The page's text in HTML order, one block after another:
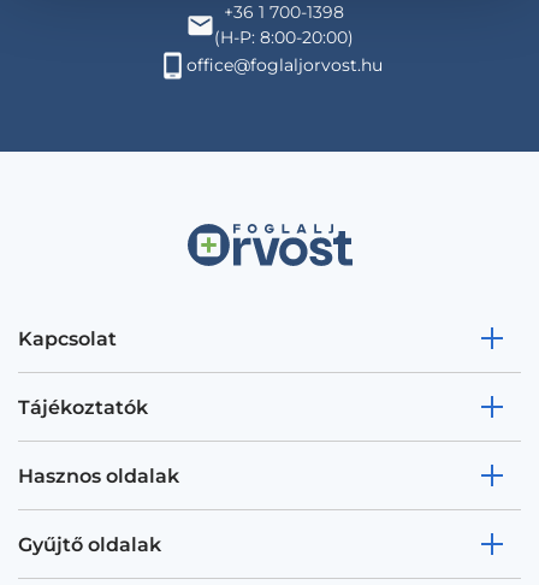
+36 1 700-1398
(H-P: 8:00-20:00)
office@foglaljorvost.hu
Kapcsolat
Tájékoztatók
Hasznos oldalak
Gyűjtő oldalak